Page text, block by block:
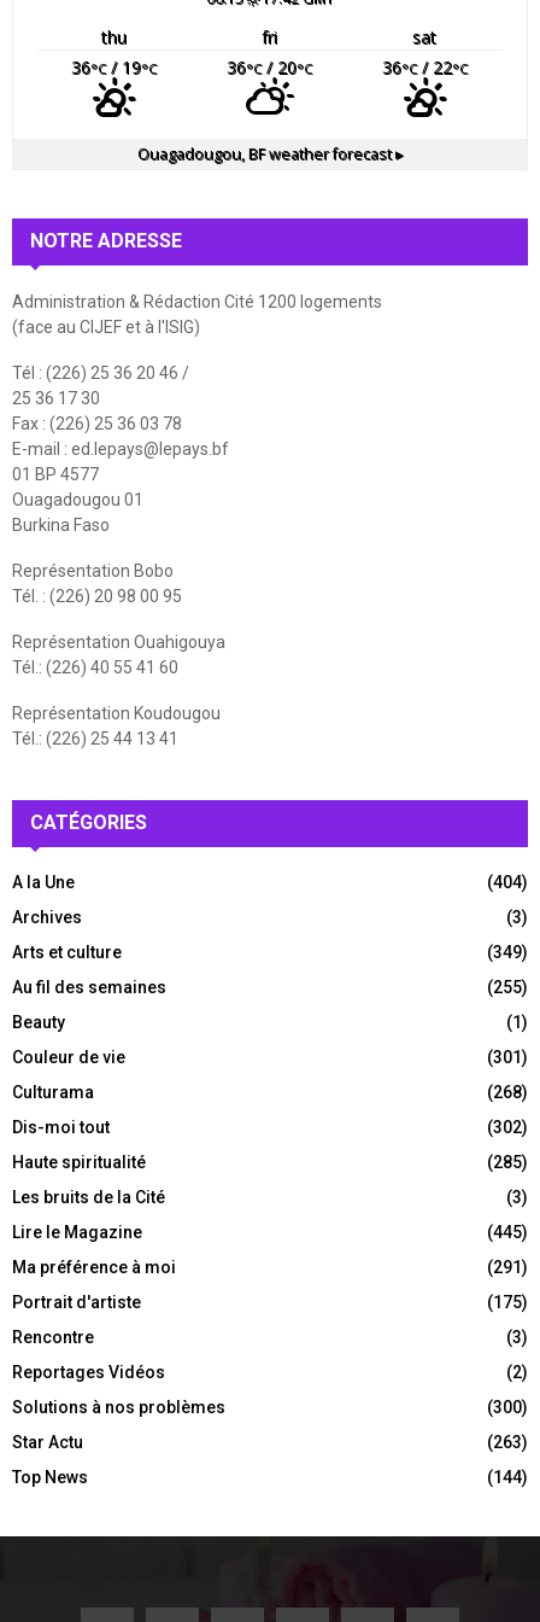
thu fri
sat
36°C/ 19°C 36°C/ 20°C 36°C/ 22°C
Ouagadougou, BFweather forecast ▸
NOTRE ADRESSE
Administration & Rédaction Cité 1200 logements
(face au CIJEF et à l'ISIG)
Tél : (226) 25 36 20 46 /
25 36 17 30
Fax : (226) 25 36 03 78
E-mail : ed.lepays@lepays.bf
01 BP 4577
Ouagadougou 01
Burkina Faso
Représentation Bobo
Tél. : (226) 20 98 00 95
Représentation Ouahigouya
Tél.: (226) 40 55 41 60
Représentation Koudougou
Tél.: (226) 25 44 13 41
CATÉGORIES
A la Une
(404)
Archives
(3)
Arts et culture
(349)
Au fil des semaines
(255)
Beauty
(1)
Couleur de vie
(301)
Culturama
(268)
Dis-moi tout
(302)
Haute spiritualité
(285)
Les bruits de la Cité
(3)
Lire le Magazine
(445)
Ma préférence à moi
(291)
Portrait d'artiste
(175)
Rencontre
(3)
Reportages Vidéos
(2)
Solutions à nos problèmes
(300)
Star Actu
(263)
Top News
(144)